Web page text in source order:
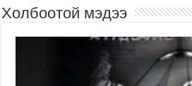
Холбоотой мэдээ